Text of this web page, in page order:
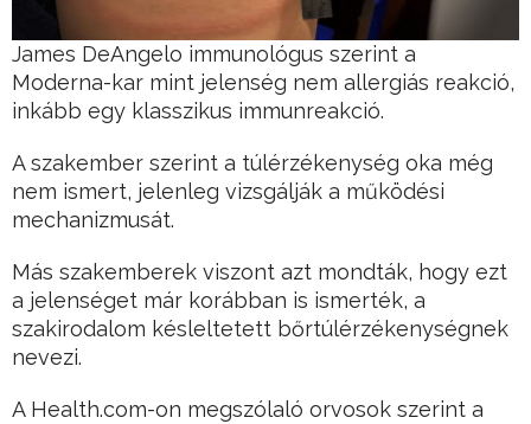
James DeAngelo immunológus szerint a
Moderna-kar mint jelenség nem allergiás reakció,
inkább egy klasszikus immunreakció.
A szakember szerint a túlérzékenység oka még
nem ismert, jelenleg vizsgálják a működési
mechanizmusát.
Más szakemberek viszont azt mondták, hogy ezt
a jelenséget már korábban is ismerték, a
szakirodalom késleltetett bőrtúlérzékenységnek
nevezi.
A Health.com-on megszólaló orvosok szerint a